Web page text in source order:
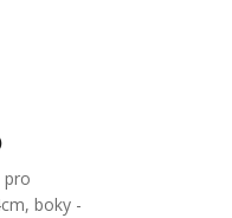
pro
boky -